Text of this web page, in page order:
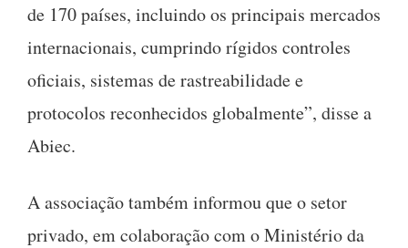
de 170 países, incluindo os principais mercados
internacionais, cumprindo rígidos controles
oficiais, sistemas de rastreabilidade e
protocolos reconhecidos globalmente”, disse a
Abiec.
A associação também informou que o setor
privado, em colaboração com o Ministério da